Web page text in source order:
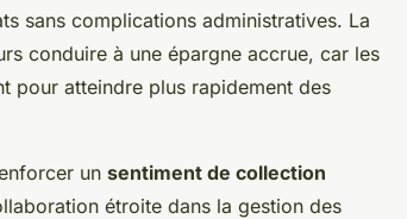
sans complications administratives. La
conduire à une épargne accrue, car les
pour atteindre plus rapidement des
un sentiment de collection
étroite dans la gestion des